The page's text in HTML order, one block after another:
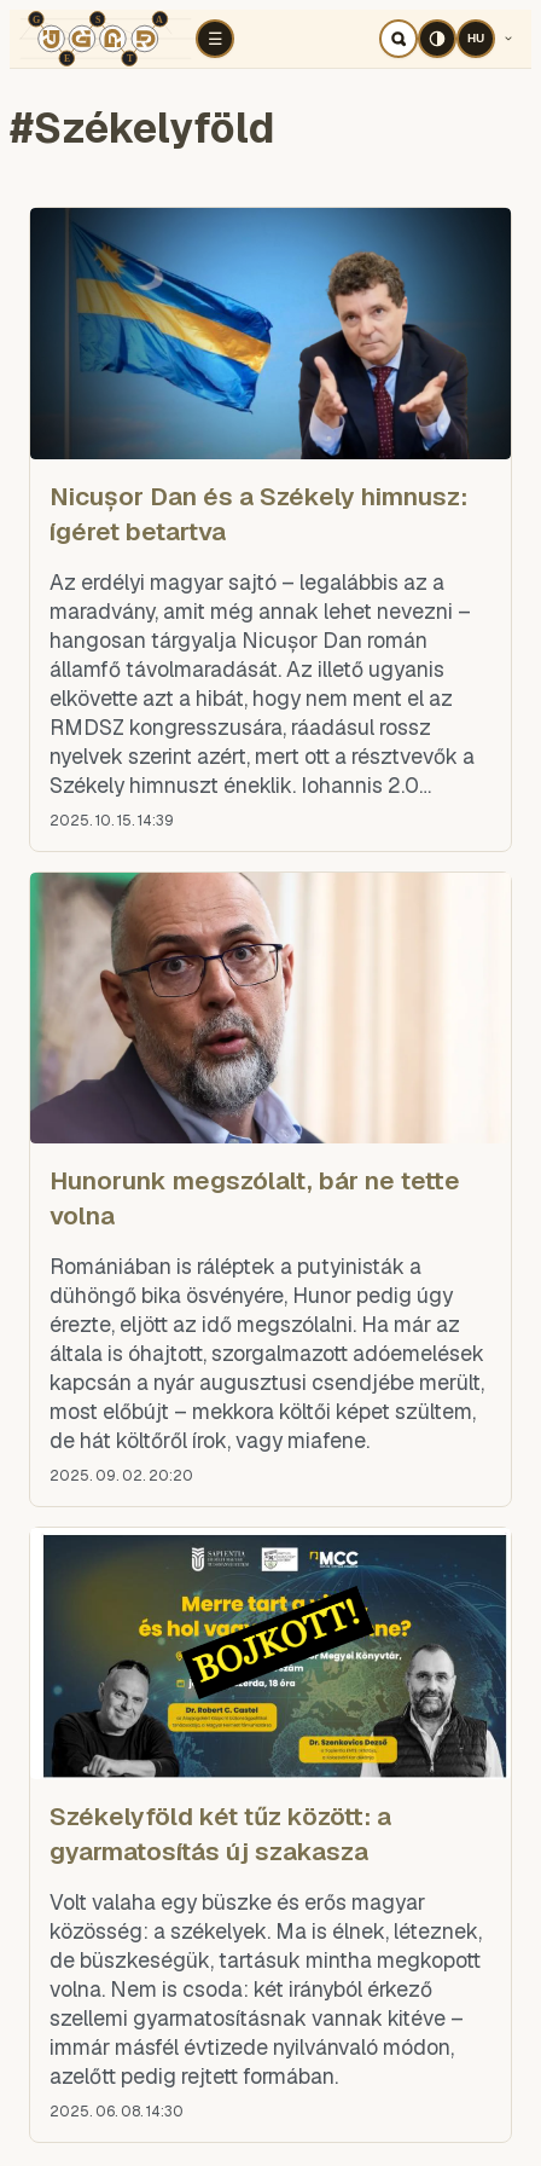
☰
TÉR KOGNITÍV HÁBORÚ
HU
#Székelyföld
Nicușor Dan és a Székely himnusz:
ígéret betartva
Az erdélyi magyar sajtó – legalábbis az a
maradvány, amit még annak lehet nevezni –
hangosan tárgyalja Nicușor Dan román
államfő távolmaradását. Az illető ugyanis
elkövette azt a hibát, hogy nem ment el az
RMDSZ kongresszusára, ráadásul rossz
nyelvek szerint azért, mert ott a résztvevők a
Székely himnuszt éneklik. Iohannis 2.0
történet következik.
2025. 10. 15. 14:39
Hunorunk megszólalt, bár ne tette
volna
Romániában is ráléptek a putyinisták a
dühöngő bika ösvényére, Hunor pedig úgy
érezte, eljött az idő megszólalni. Ha már az
általa is óhajtott, szorgalmazott adóemelések
kapcsán a nyár augusztusi csendjébe merült,
most előbújt – mekkora költői képet szültem,
de hát költőről írok, vagy miafene.
2025. 09. 02. 20:20
Székelyföld két tűz között: a
gyarmatosítás új szakasza
Volt valaha egy büszke és erős magyar
közösség: a székelyek. Ma is élnek, léteznek,
de büszkeségük, tartásuk mintha megkopott
volna. Nem is csoda: két irányból érkező
szellemi gyarmatosításnak vannak kitéve –
immár másfél évtizede nyilvánvaló módon,
azelőtt pedig rejtett formában.
2025. 06. 08. 14:30